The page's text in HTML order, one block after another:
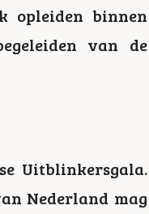
opleiden binnen
van de
Uitblinkersgala.
Nederland mag